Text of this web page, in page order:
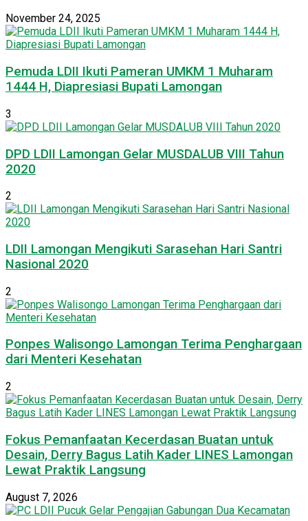
November 24, 2025
Pemuda LDII Ikuti Pameran UMKM 1 Muharam
1444 H, Diapresiasi Bupati Lamongan
3
DPD LDII Lamongan Gelar MUSDALUB VIII Tahun
2020
2
LDII Lamongan Mengikuti Sarasehan Hari Santri
Nasional 2020
2
Ponpes Walisongo Lamongan Terima Penghargaan
dari Menteri Kesehatan
2
Fokus Pemanfaatan Kecerdasan Buatan untuk
Desain, Derry Bagus Latih Kader LINES Lamongan
Lewat Praktik Langsung
August 7, 2026